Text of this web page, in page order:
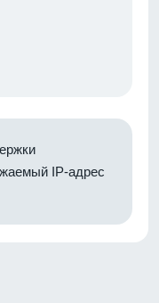
IP-адрес